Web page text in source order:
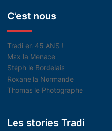
C’est nous
Tradi en 45 ANS !
Max la Menace
Stéph le Bordelais
Roxane la Normande
Thomas le Photographe
Les stories Tradi